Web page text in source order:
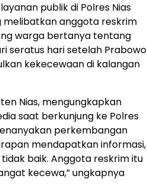
publik di Polres Nias
melibatkan anggota reskrim
warga bertanya tentang
seratus hari setelah Prabowo
kekecewaan di kalangan
Nias, mengungkapkan
saat berkunjung ke Polres
perkembangan
mendapatkan informasi,
baik. Anggota reskrim itu
kecewa,” ungkapnya